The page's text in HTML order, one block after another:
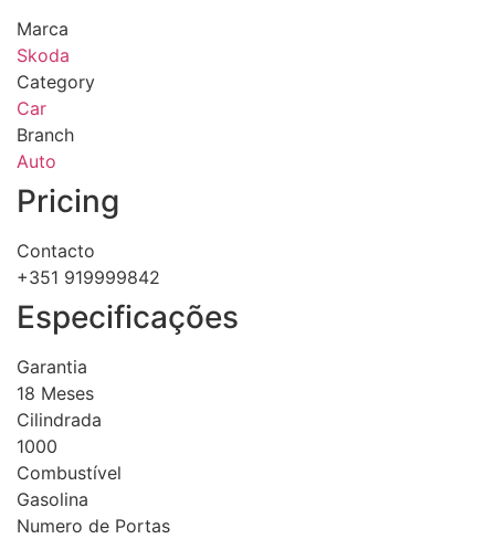
Marca
Skoda
Category
Car
Branch
Auto
Pricing
Contacto
+351 919999842
Especificações
Garantia
18 Meses
Cilindrada
1000
Combustível
Gasolina
Numero de Portas